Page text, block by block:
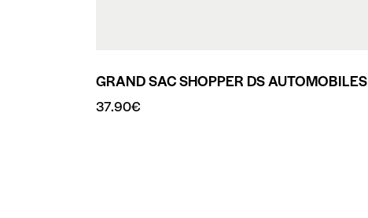
GRAND SAC SHOPPER DS AUTOMOBILES
37.90€